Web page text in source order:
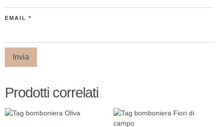
EMAIL *
Prodotti correlati